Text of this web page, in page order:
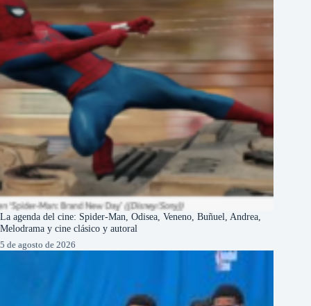
La agenda del cine: Spider-Man, Odisea, Veneno, Buñuel, Andrea,
Melodrama y cine clásico y autoral
5 de agosto de 2026